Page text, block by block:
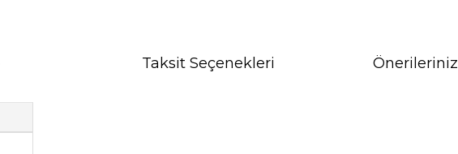
Taksit Seçenekleri Önerileriniz